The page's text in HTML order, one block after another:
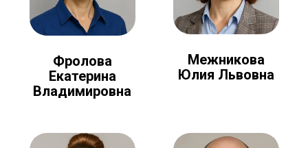
Фролова
Екатерина
Владимировна
Межникова
Юлия Львовна